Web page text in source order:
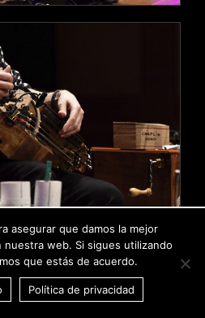
asegurar que damos la mejor
nuestra web. Si sigues utilizando
que estás de acuerdo.
Política de privacidad